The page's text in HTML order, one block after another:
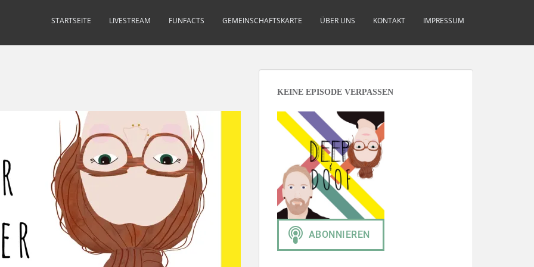
STARTSEITE LIVESTREAM FUNFACTS GEMEINSCHAFTSKARTE ÜBER UNS KONTAKT IMPRESSUM
KEINE EPISODE VERPASSEN